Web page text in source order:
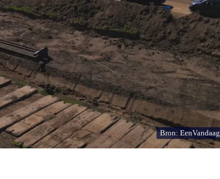
Bron: EenVandaag